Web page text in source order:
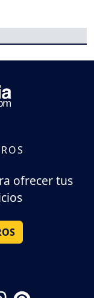
ofrecer tus